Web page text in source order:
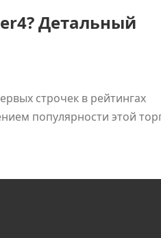
Детальный
строчек в рейтингах
популярности этой